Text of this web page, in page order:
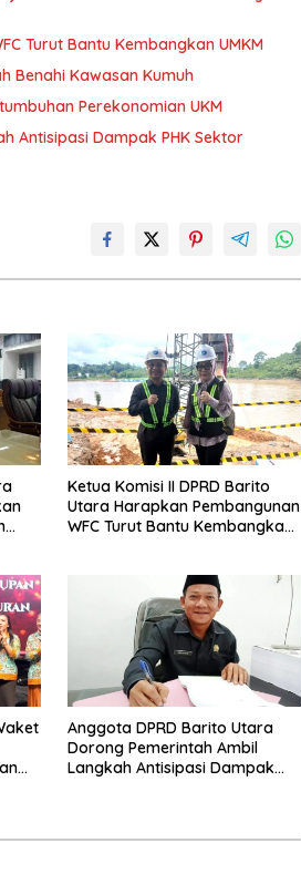
Turut Bantu Kembangkan UMKM
Benahi Kawasan Kumuh
Perekonomian UKM
Antisipasi Dampak PHK Sektor
Ketua Komisi II DPRD Barito
Utara Harapkan Pembangunan
WFC Turut Bantu Kembangkan
Anggota DPRD Barito Utara
Dorong Pemerintah Ambil
Langkah Antisipasi Dampak